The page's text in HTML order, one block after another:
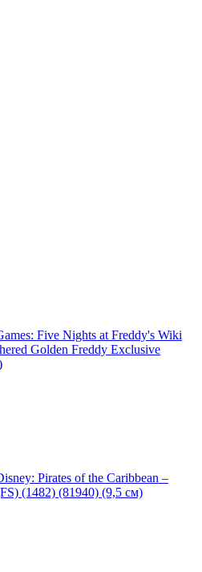
Five Nights at Freddy's Wiki
Golden Freddy Exclusive
Pirates of the Caribbean –
(1482) (81940) (9,5 см)